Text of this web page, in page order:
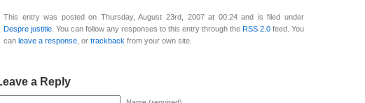
This entry was posted on Thursday, August 23rd, 2007 at 00:24 and is filed under
Despre justitie . You can follow any responses to this entry through the RSS 2.0 feed. You
can leave a response , or trackback from your own site.
a Reply